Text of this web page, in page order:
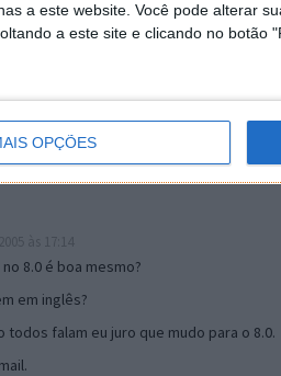
a este website. Você pode alterar
a este site e clicando no botão
OPÇÕES
mail algum.
17:00
8.0 é boa mesmo?
em inglês?
falam eu juro que mudo para o 8.0.